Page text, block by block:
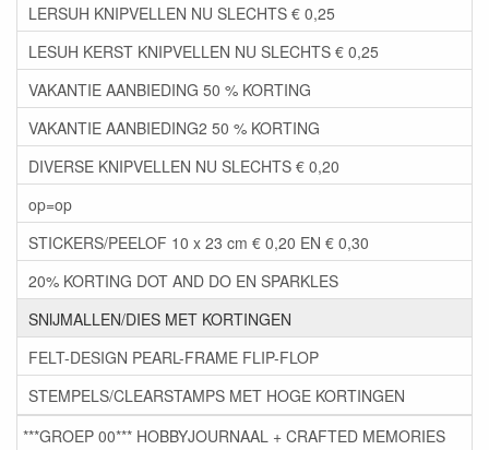
LERSUH KNIPVELLEN NU SLECHTS € 0,25
LESUH KERST KNIPVELLEN NU SLECHTS € 0,25
VAKANTIE AANBIEDING 50 % KORTING
VAKANTIE AANBIEDING2 50 % KORTING
DIVERSE KNIPVELLEN NU SLECHTS € 0,20
op=op
STICKERS/PEELOF 10 x 23 cm € 0,20 EN € 0,30
20% KORTING DOT AND DO EN SPARKLES
SNIJMALLEN/DIES MET KORTINGEN
FELT-DESIGN PEARL-FRAME FLIP-FLOP
STEMPELS/CLEARSTAMPS MET HOGE KORTINGEN
***GROEP 00*** HOBBYJOURNAAL + CRAFTED MEMORIES